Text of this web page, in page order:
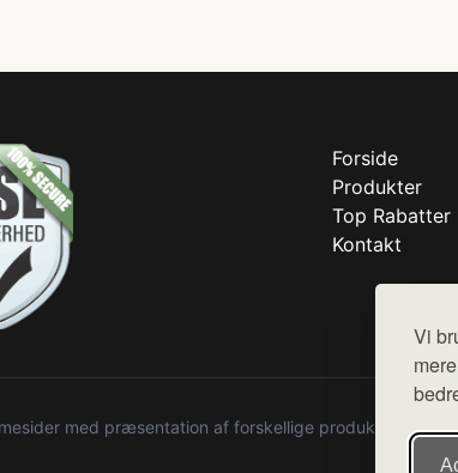
Vi
Forside
Produkter
Top Rabatter
Kontakt
med præsentation af forskellige produkter fra